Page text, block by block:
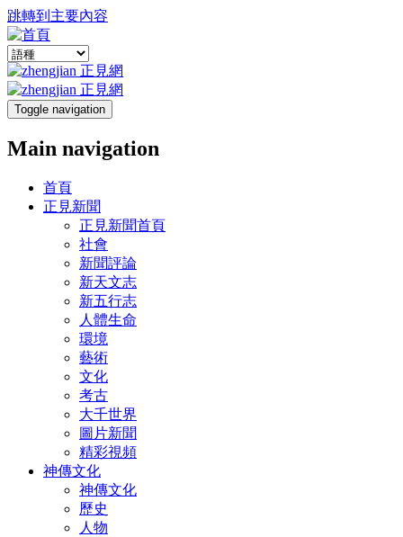
跳轉到主要內容
Toggle navigation
Main navigation
首頁
正見新聞
正見新聞首頁
社會
新聞評論
新天文志
新五行志
人體生命
環境
藝術
文化
考古
大千世界
圖片新聞
精彩視頻
神傳文化
神傳文化
歷史
人物